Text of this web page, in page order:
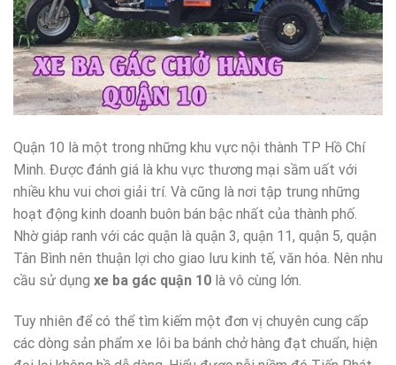
Quận 10 là một trong những khu vực nội thành TP Hồ Chí
Minh. Được đánh giá là khu vực thương mại sầm uất với
nhiều khu vui chơi giải trí. Và cũng là nơi tập trung những
hoạt động kinh doanh buôn bán bậc nhất của thành phố.
Nhờ giáp ranh với các quận là quận 3, quận 11, quận 5, quận
Tân Bình nên thuận lợi cho giao lưu kinh tế, văn hóa. Nên nhu
cầu sử dụng xe ba gác quận 10 là vô cùng lớn.
Tuy nhiên để có thể tìm kiếm một đơn vị chuyên cung cấp
các dòng sản phẩm xe lôi ba bánh chở hàng đạt chuẩn, hiện